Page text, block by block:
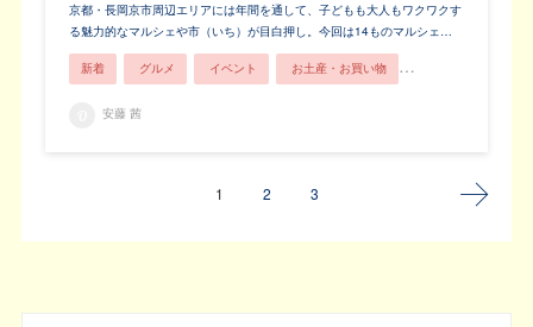
京都・長岡京市周辺エリアには年間を通して、子どもも大人もワクワクす
る魅力的なマルシェや市（いち）が目白押し。今回は14ものマルシェ…
新着 グルメ イベント お土産・お買い物
安藤 茜
1 2 3